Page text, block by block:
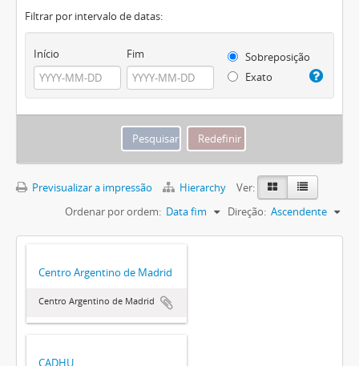
Filtrar por intervalo de datas:
Início Fim
Sobreposição
Exato
Previsualizar a impressão Hierarchy
Ver:
Ordenar por ordem: Data fim Direção: Ascendente
Centro Argentino de Madrid
Centro Argentino de Madrid
CADHU